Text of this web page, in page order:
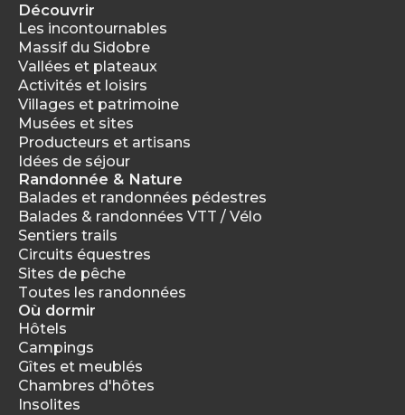
Découvrir
Les incontournables
Massif du Sidobre
Vallées et plateaux
Activités et loisirs
Villages et patrimoine
Musées et sites
Producteurs et artisans
Idées de séjour
Randonnée & Nature
Balades et randonnées pédestres
Balades & randonnées VTT / Vélo
Sentiers trails
Circuits équestres
Sites de pêche
Toutes les randonnées
Où dormir
Hôtels
Campings
Gîtes et meublés
Chambres d'hôtes
Insolites